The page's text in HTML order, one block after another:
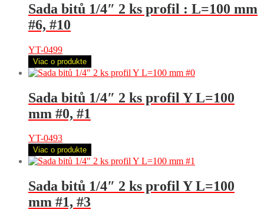
Sada bitů 1/4″ 2 ks profil : L=100 mm
#6, #10
YT-0499
Viac o produkte
Sada bitů 1/4″ 2 ks profil Y L=100
mm #0, #1
YT-0493
Viac o produkte
Sada bitů 1/4″ 2 ks profil Y L=100
mm #1, #3